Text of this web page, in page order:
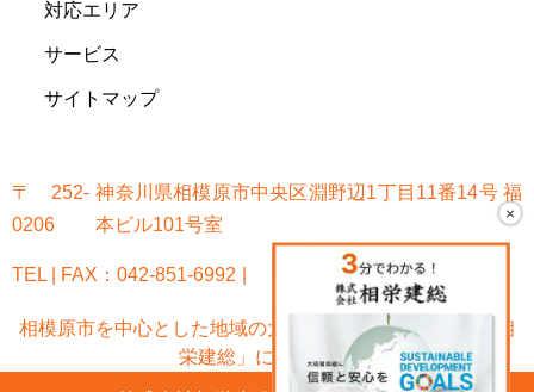
×
対応エリア
サービス
サイトマップ
〒252-
0206
神奈川県相模原市中央区淵野辺1丁目11番14号 福
本ビル101号室
TEL | FAX：042-851-6992
相模原市を中心とした地域の大規模修繕なら「株式会社相
栄建総」におまかせ!